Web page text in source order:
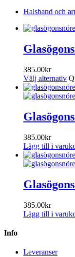
Halsband och
385.00kr
Välj alternativ
385.00kr
Lägg till i
385.00kr
Lägg till i
Info
Leveranser